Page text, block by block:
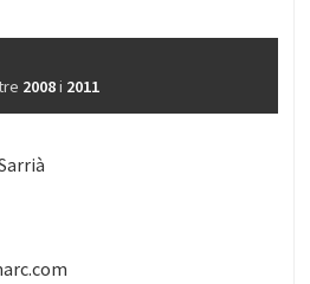
2008i 2011